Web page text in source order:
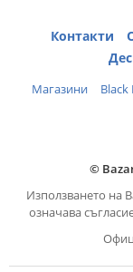
Контакти
Магазини Black
©
Използването на
означава